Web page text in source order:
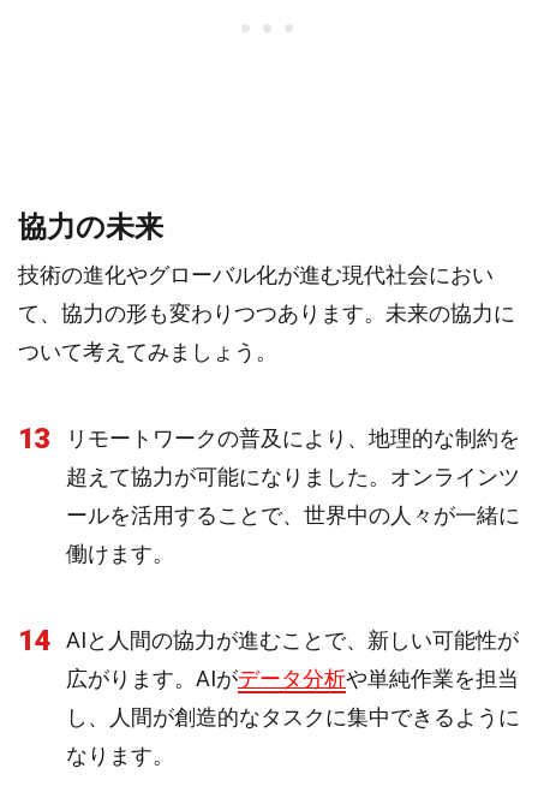
協力の未来
技術の進化やグローバル化が進む現代社会におい
て、協力の形も変わりつつあります。未来の協力に
ついて考えてみましょう。
13
リモートワークの普及により、地理的な制約を
超えて協力が可能になりました。オンラインツ
ールを活用することで、世界中の人々が一緒に
働けます。
14
AIと人間の協力が進むことで、新しい可能性が
広がります。AIがデータ分析や単純作業を担当
し、人間が創造的なタスクに集中できるように
なります。